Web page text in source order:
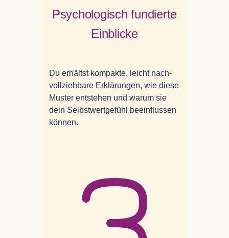
Psy­cho­lo­gisch fun­dierte
Einblicke
Du erhältst kom­pakte, leicht nach­
voll­zieh­bare Erklä­run­gen, wie diese
Mus­ter ent­ste­hen und warum sie
dein Selbst­wert­ge­fühl beein­flus­sen
können.